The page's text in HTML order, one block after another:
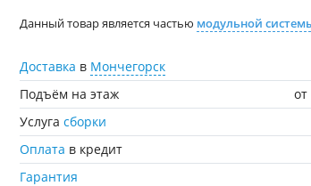
Данный товар является частью модульной
Доставка в Мончегорск
Подъём на этаж от
Услугасборки
Оплата в кредит
Гарантия